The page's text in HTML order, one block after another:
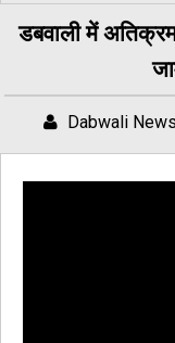
डबवाली में
Dabwali News